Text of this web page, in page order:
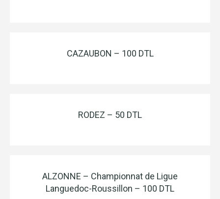
CAZAUBON – 100 DTL
RODEZ – 50 DTL
ALZONNE – Championnat de Ligue
Languedoc-Roussillon – 100 DTL